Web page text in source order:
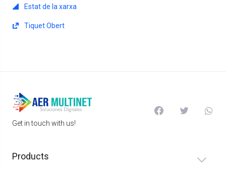
Estat de la xarxa
Tiquet Obert
Get in touch with us!
Products